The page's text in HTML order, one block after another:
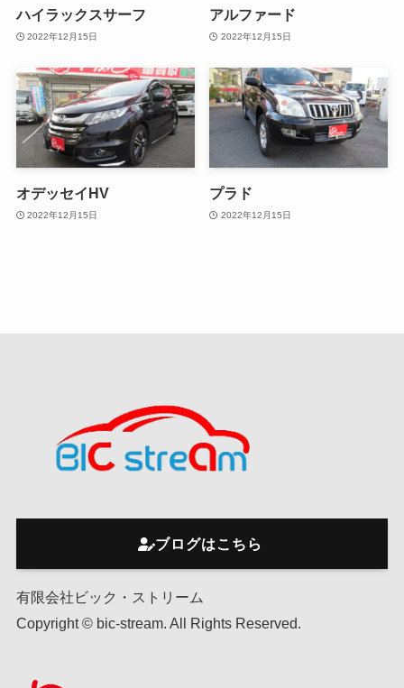
ハイラックスサーフ
2022年12月15日
アルファード
2022年12月15日
オデッセイHV
2022年12月15日
プラド
2022年12月15日
ブログはこちら
有限会社ビック・ストリーム
Copyright © bic-stream. All Rights Reserved.